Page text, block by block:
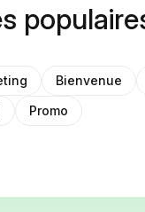
Bienvenue
Promo